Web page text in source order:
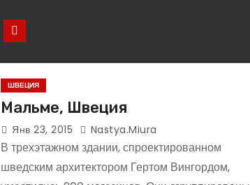
ШВЕЦИЯ
Мальме, Швеция
Янв 23, 2015 Nastya.miura
В трехэтажном здании, спроектированном
шведским архитектором Гертом Вингордом,